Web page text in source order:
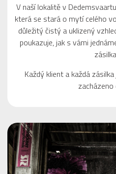
V naší lokalitě v
která se stará o mytí celého
důležitý čistý a uklizený
poukazuje, jak s vámi
Každý klient a každá